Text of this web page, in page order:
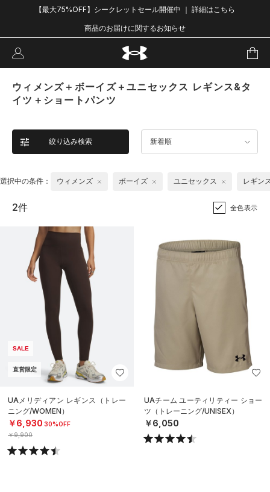
【最大75%OFF】シークレットセール開催中 ｜ 詳細はこちら
商品のお届けに関するお知らせ
ウィメンズ＋ボーイズ＋ユニセックス レギンス&タ
イツ＋ショートパンツ
絞り込み検索 新着順
選択中の条件： ウィメンズ ボーイズ ユニセックス レギン
2件 全色表示
SALE
直営限定
UAメリディアン レギンス（トレー
ニング/WOMEN）
￥6,930 30%OFF
￥9,900
UAチーム ユーティリティー ショー
ツ（トレーニング/UNISEX）
￥6,050